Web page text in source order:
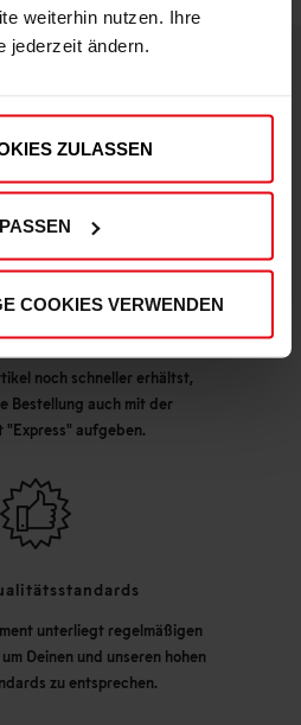
weiterhin nutzen. Ihre
jederzeit ändern.
ZULASSEN
COOKIES VERWENDEN
IN UNSEREM SHOP
möglich
noch schneller erhältst,
Bestellung auch mit der
"Express" aufgeben.
unterliegt regelmäßigen
Deinen und unseren hohen
zu entsprechen.